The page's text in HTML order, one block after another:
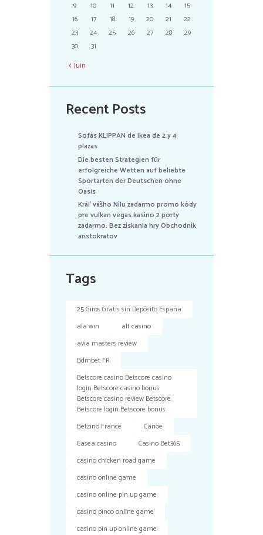
9
10 11 12 13 14
15
16
17 18 19 20 21
22
23
24 25 26 27 28
29
30
31
Juin
Recent Posts
Sofás KLIPPAN de Ikea de 2 y 4
plazas
Die besten Strategien für
erfolgreiche Wetten auf beliebte
Sportarten der Deutschen ohne
Oasis
Kráľ vášho Nílu zadarmo promo kódy
pre vulkan vegas kasíno 2 porty
zadarmo: Bez získania hry Obchodník
aristokratov
Tags
25 Giros Gratis sin Depósito España
ala win
alf casino
avia masters review
Bdmbet FR
Betscore casino Betscore casino
login Betscore casino bonus
Betscore casino review Betscore
Betscore login Betscore bonus
Betzino France
Canoe
Casea casino
Casino Bet365
casino chicken road game
casino online game
casino online pin up game
casino pinco online game
casino pin up online game